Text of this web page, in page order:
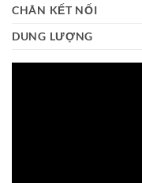
CHÂN KẾT NỐI
DUNG LƯỢNG